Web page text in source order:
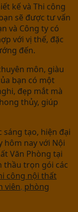
kế và Thi công
sẽ được tư vấn
và Công ty có
với vị thế, đặc
đến.
môn, giàu
bạn có một
đẹp mắt mà
thủy, giúp
sáng tạo, hiện đại
hôm nay với Nội
Văn Phòng tại
thầu trọn gói các
công nội thất
viên, phòng